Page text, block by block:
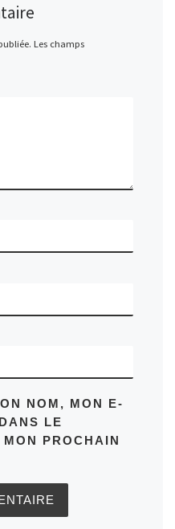
Les champs
NOM, MON E-
LE
PROCHAIN